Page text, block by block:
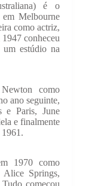
é o
Melbourne
como actriz,
conheceu
estúdio na
como
ano seguinte,
e Paris, June
e finalmente
1970 como
Springs,